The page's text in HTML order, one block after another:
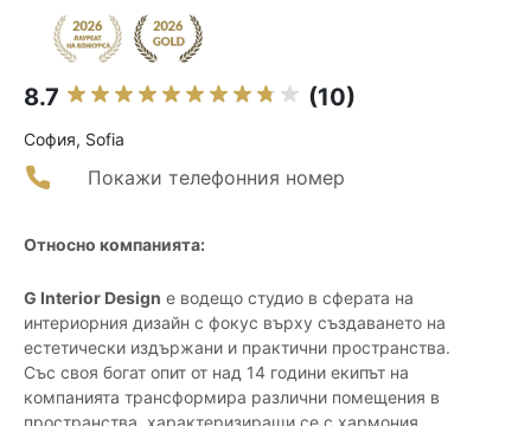
8.7 (10)
София, Sofia
Покажи телефонния номер
Относно компанията:
G Interior Design е водещо студио в сферата на
интериорния дизайн с фокус върху създаването на
естетически издържани и практични пространства.
Със своя богат опит от над 14 години екипът на
компанията трансформира различни помещения в
пространства, характеризиращи се с хармония,